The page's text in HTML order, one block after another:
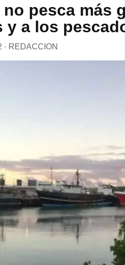
no pesca más
y a los
· REDACCION